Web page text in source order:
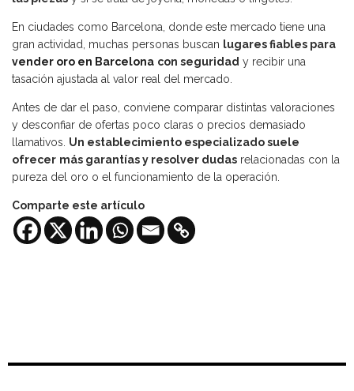
En ciudades como Barcelona, donde este mercado tiene una
gran actividad, muchas personas buscan lugares fiables para
vender oro en Barcelona con seguridad y recibir una
tasación ajustada al valor real del mercado.
Antes de dar el paso, conviene comparar distintas valoraciones
y desconfiar de ofertas poco claras o precios demasiado
llamativos. Un establecimiento especializado suele
ofrecer más garantías y resolver dudas relacionadas con la
pureza del oro o el funcionamiento de la operación.
Comparte este artículo